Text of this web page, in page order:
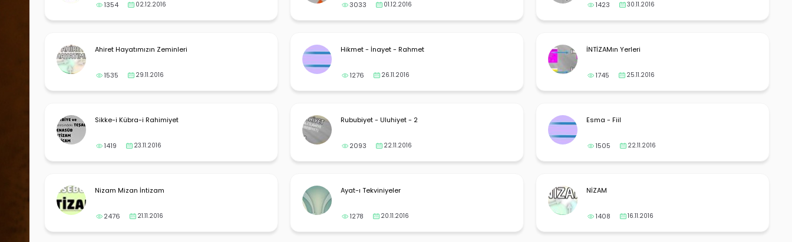
1354 02.12.2016 3033 01.12.2016
1423
30.11.2016
Ahiret Hayatımızın Zeminleri
1535 29.11.2016
Hikmet - İnayet - Rahmet
1276 26.11.2016
İNTİZAMın Yerleri
1745 25.11.2016
Sikke-i Kübra-i Rahimiyet
1419 23.11.2016
Rububiyet - Uluhiyet - 2
2093 22.11.2016
Esma - Fiil
1505 22.11.2016
Nizam Mizan İntizam
2476 21.11.2016
Ayat-ı Tekviniyeler
1278 20.11.2016
NİZAM
1408 16.11.2016